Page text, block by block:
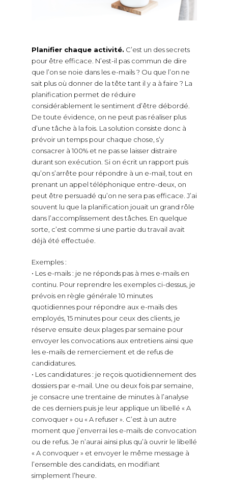
Planifier chaque activité. C’est un des secrets
pour être efficace. N’est-il pas commun de dire
que l’on se noie dans les e-mails ? Ou que l’on ne
sait plus où donner de la tête tant il y a à faire ? La
planification permet de réduire
considérablement le sentiment d’être débordé.
De toute évidence, on ne peut pas réaliser plus
d’une tâche à la fois. La solution consiste donc à
prévoir un temps pour chaque chose, s’y
consacrer à 100% et ne pas se laisser distraire
durant son exécution. Si on écrit un rapport puis
qu’on s’arrête pour répondre à un e-mail, tout en
prenant un appel téléphonique entre-deux, on
peut être persuadé qu’on ne sera pas efficace. J’ai
souvent lu que la planification jouait un grand rôle
dans l’accomplissement des tâches. En quelque
sorte, c’est comme si une partie du travail avait
déjà été effectuée.
Exemples :
⋅ Les e-mails : je ne réponds pas à mes e-mails en
continu. Pour reprendre les exemples ci-dessus, je
prévois en règle générale 10 minutes
quotidiennes pour répondre aux e-mails des
employés, 15 minutes pour ceux des clients, je
réserve ensuite deux plages par semaine pour
envoyer les convocations aux entretiens ainsi que
les e-mails de remerciement et de refus de
candidatures.
⋅ Les candidatures : je reçois quotidiennement des
dossiers par e-mail. Une ou deux fois par semaine,
je consacre une trentaine de minutes à l’analyse
de ces derniers puis je leur applique un libellé « A
convoquer » ou « A refuser ». C’est à un autre
moment que j’enverrai les e-mails de convocation
ou de refus. Je n’aurai ainsi plus qu’à ouvrir le libellé
« A convoquer » et envoyer le même message à
l’ensemble des candidats, en modifiant
simplement l’heure.